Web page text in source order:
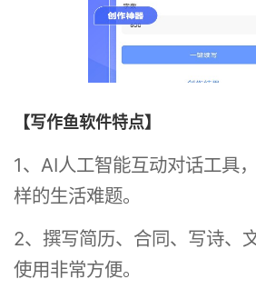
【写作鱼软件特点】
1、AI人工智能互动对话工具
样的生活难题。
2、撰写简历、合同、写诗、
使用非常方便。